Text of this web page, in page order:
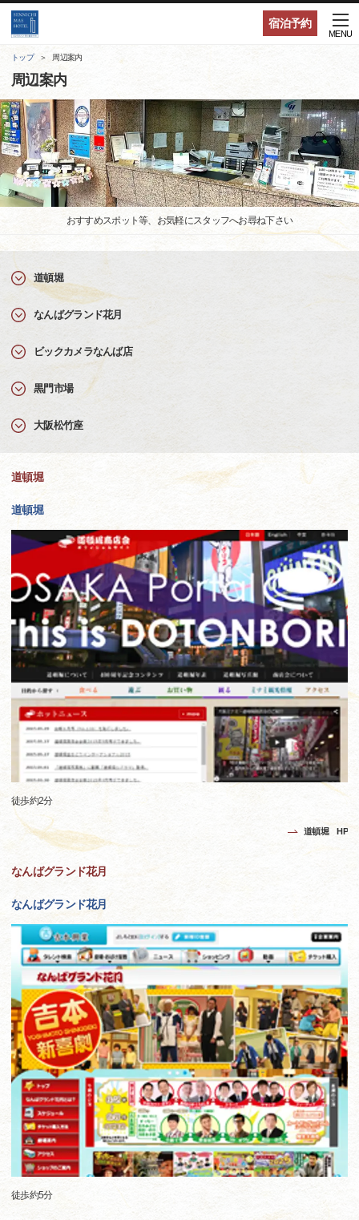
宿泊予約
MENU
トップ 周辺案内
周辺案内
おすすめスポット等、お気軽にスタッフへお尋ね下さい
道頓堀
なんばグランド花月
ビックカメラなんば店
黒門市場
大阪松竹座
道頓堀
道頓堀
徒歩約2分
道頓堀 HP
なんばグランド花月
なんばグランド花月
徒歩約5分